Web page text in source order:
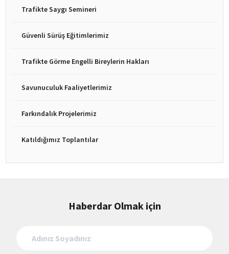
Trafikte Saygı Semineri
Güvenli Sürüş Eğitimlerimiz
Trafikte Görme Engelli Bireylerin Hakları
Savunuculuk Faaliyetlerimiz
Farkındalık Projelerimiz
Katıldığımız Toplantılar
Haberdar Olmak için